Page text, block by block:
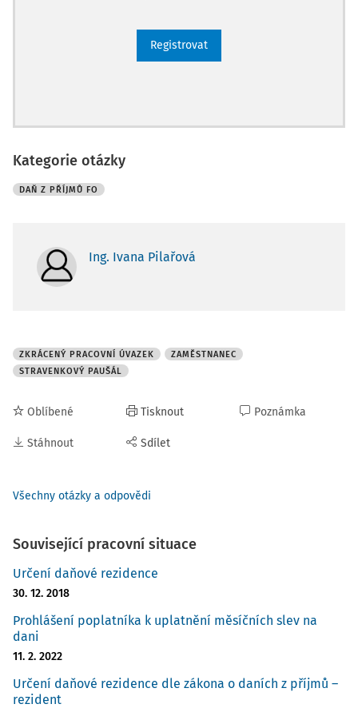
Registrovat
Kategorie otázky
DAŇ Z PŘÍJMŮ FO
Ing. Ivana Pilařová
ZKRÁCENÝ PRACOVNÍ ÚVAZEK
ZAMĚSTNANEC
STRAVENKOVÝ PAUŠÁL
Oblíbené
Stáhnout
Tisknout
Sdílet
Poznámka
Všechny otázky a odpovědi
Související pracovní situace
Určení daňové rezidence
30. 12. 2018
Prohlášení poplatníka k uplatnění měsíčních slev na
dani
11. 2. 2022
Určení daňové rezidence dle zákona o daních z příjmů –
rezident